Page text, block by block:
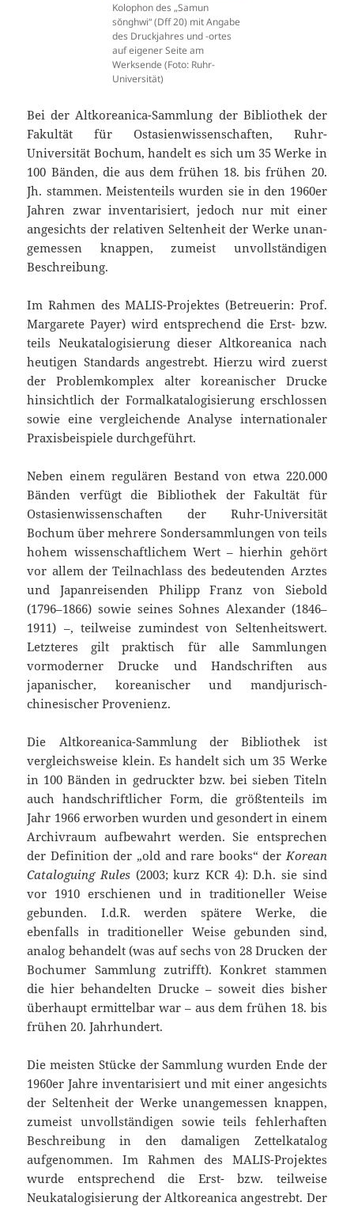
Kolophon des „Samun
sŏnghwi“ (Dff 20) mit Angabe
des Druckjahres und -ortes
auf eigener Seite am
Werksende (Foto: Ruhr-
Universität)
Bei der Altkoreanica-Sammlung der Bibliothek der
Fakultät für Ostasienwissenschaften, Ruhr-
Universität Bochum, handelt es sich um 35 Werke in
100 Bänden, die aus dem frühen 18. bis frühen 20.
Jh. stammen. Meistenteils wurden sie in den 1960er
Jahren zwar inventarisiert, jedoch nur mit einer
angesichts der relativen Seltenheit der Werke unan­
ge­messen knappen, zumeist unvollständigen
Beschreibung.
Im Rahmen des MALIS-Projektes (Betreuerin: Prof.
Margarete Payer) wird entsprechend die Erst- bzw.
teils Neukatalogisierung dieser Altkoreanica nach
heutigen Standards angestrebt. Hierzu wird zuerst
der Problemkomplex alter koreanischer Drucke
hinsichtlich der Formalkatalogisierung erschlossen
sowie eine vergleichende Analyse internationaler
Praxisbeispiele durchgeführt.
Neben einem regulären Bestand von etwa 220.000
Bänden verfügt die Bibliothek der Fakultät für
Ostasienwissenschaften der Ruhr-Universität
Bochum über mehrere Sondersammlungen von teils
hohem wissenschaftlichem Wert – hierhin gehört
vor allem der Teilnachlass des bedeutenden Arztes
und Japanreisenden Philipp Franz von Siebold
(1796–1866) sowie seines Sohnes Alexander (1846–
1911) –, teilweise zumindest von Seltenheitswert.
Letzteres gilt praktisch für alle Sammlungen
vormoderner Drucke und Handschriften aus
japanischer, koreanischer und mandjurisch-
chinesischer Provenienz.
Die Altkoreanica-Sammlung der Bibliothek ist
vergleichsweise klein. Es handelt sich um 35 Werke
in 100 Bänden in gedruckter bzw. bei sieben Titeln
auch handschriftlicher Form, die größtenteils im
Jahr 1966 erworben wurden und gesondert in einem
Archivraum aufbewahrt werden. Sie entsprechen
der Definition der „old and rare books“ derKorean
Cataloguing Rules (2003; kurz KCR 4): D.h. sie sind
vor 1910 erschienen und in traditioneller Weise
gebunden. I.d.R. werden spätere Werke, die
ebenfalls in traditioneller Weise gebunden sind,
analog behandelt (was auf sechs von 28 Drucken der
Bochumer Sammlung zutrifft). Konkret stammen
die hier behandelten Drucke – soweit dies bisher
überhaupt ermittelbar war – aus dem frühen 18. bis
frühen 20. Jahrhundert.
Die meisten Stücke der Sammlung wurden Ende der
1960er Jahre inventarisiert und mit einer angesichts
der Seltenheit der Werke unangemessen knappen,
zumeist unvollständigen sowie teils fehlerhaften
Beschreibung in den damaligen Zettelkatalog
aufgenommen. Im Rahmen des MALIS-Projektes
wurde entsprechend die Erst- bzw. teilweise
Neukatalogisierung der Altkoreanica angestrebt. Der